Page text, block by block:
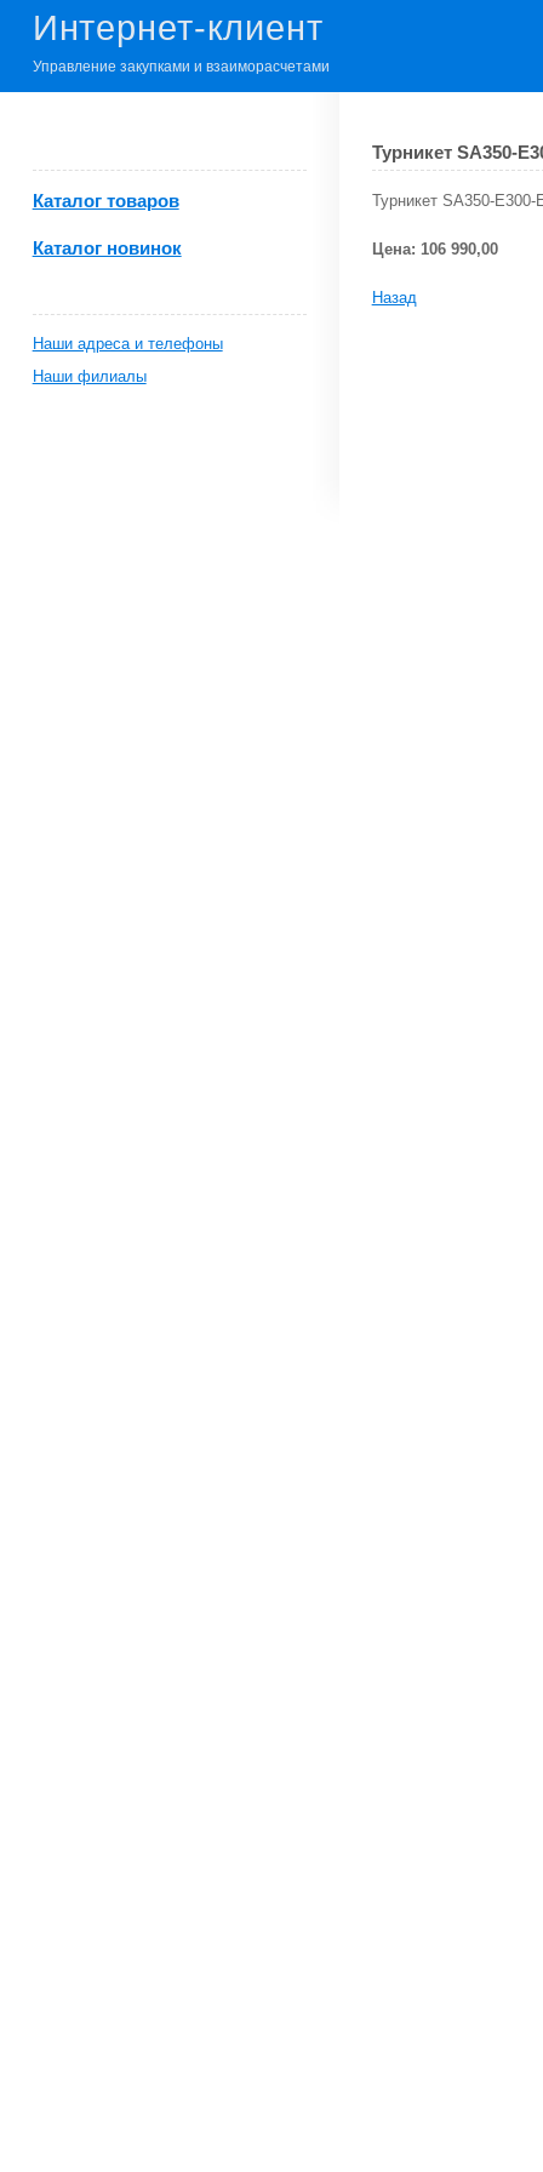
Интернет-клиент
Управление закупками и взаиморасчетами
Турникет SA350-
Турникет SA350-
Цена: 106 990,00
Назад
Каталог товаров
Каталог новинок
Наши адреса и телефоны
Наши филиалы